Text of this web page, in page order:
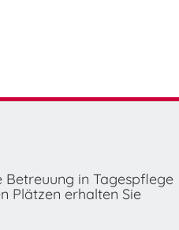
in Tagespflege
Plätzen erhalten Sie